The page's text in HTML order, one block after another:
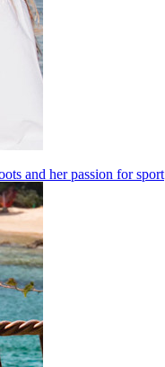
and her passion for sport